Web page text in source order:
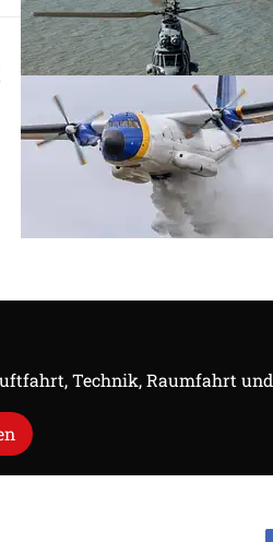
Technik, Raumfahrt